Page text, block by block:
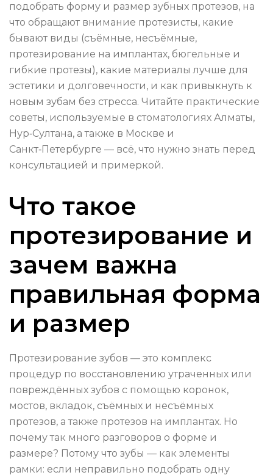
подобрать форму и размер зубных протезов, на
что обращают внимание протезисты, какие
бывают виды (съёмные, несъёмные,
протезирование на имплантах, бюгельные и
гибкие протезы), какие материалы лучше для
эстетики и долговечности, и как привыкнуть к
новым зубам без стресса. Читайте практические
советы, используемые в стоматологиях Алматы,
Нур‑Султана, а также в Москве и
Санкт‑Петербурге — всё, что нужно знать перед
консультацией и примеркой.
Что такое
протезирование и
зачем важна
правильная форма
и размер
Протезирование зубов — это комплекс
процедур по восстановлению утраченных или
повреждённых зубов с помощью коронок,
мостов, вкладок, съёмных и несъёмных
протезов, а также протезов на имплантах. Но
почему так много разговоров о форме и
размере? Потому что зубы — как элементы
рамки: если неправильно подобрать одну